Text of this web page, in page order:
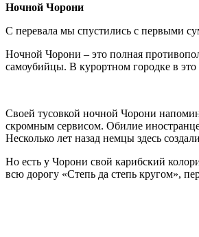
Ночной Чорони
С перевала мы спустились с первыми
Ночной Чорони – это полная
самоубийцы. В курортном городке в
Своей тусовкой ночной Чорони
скромным сервисом. Обилие
Несколько лет назад немцы здесь
Но есть у Чорони свой карибский
всю дорогу «Степь да степь кругом»,